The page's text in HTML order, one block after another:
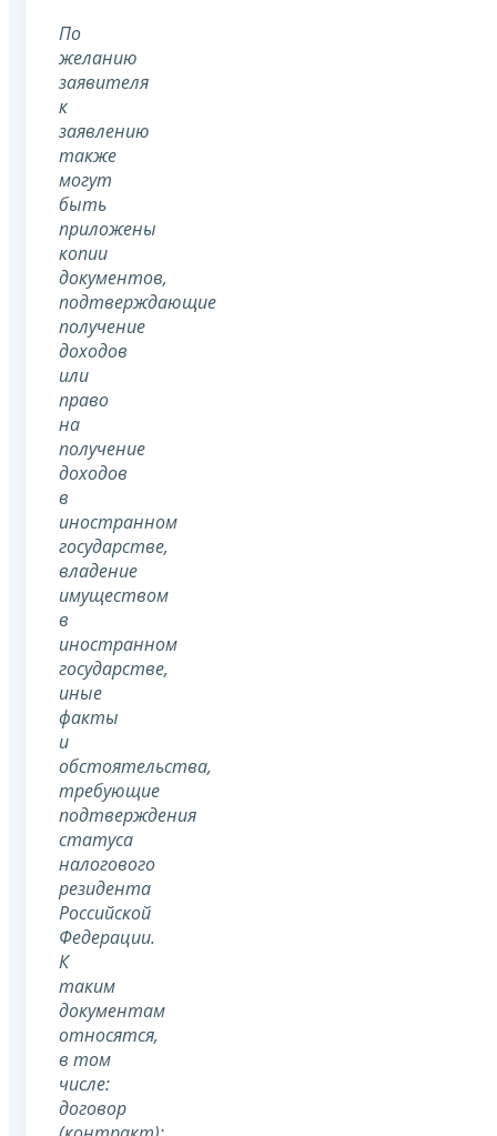
По
желанию
заявителя
к
заявлению
также
могут
быть
приложены
копии
документов,
подтверждающие
получение
доходов
или
право
на
получение
доходов
в
иностранном
государстве,
владение
имуществом
в
иностранном
государстве,
иные
факты
и
обстоятельства,
требующие
подтверждения
статуса
налогового
резидента
Российской
Федерации.
К
таким
документам
относятся,
в том
числе:
договор